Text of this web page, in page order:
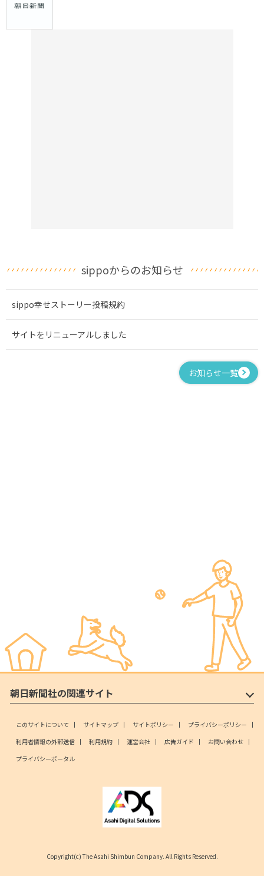
sippoからのお知らせ
sippo幸せストーリー投稿規約
サイトをリニューアルしました
お知らせ一覧
朝日新聞社の関連サイト
このサイトについて サイトマップ サイトポリシー
プライバシーポリシー
利用者情報の外部送信
利用規約 運営会社 広告ガイド
お問い合わせ
プライバシーポータル
Copyright(c) The Asahi Shimbun Company. All Rights Reserved.